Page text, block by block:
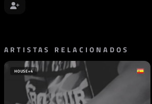
ARTISTAS RELACIONADOS
HOUSE+4